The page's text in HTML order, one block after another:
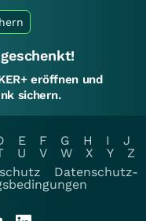
eröffnen und
sichern.
E F G H I
J
U V W X Y
Z
Datenschutz-